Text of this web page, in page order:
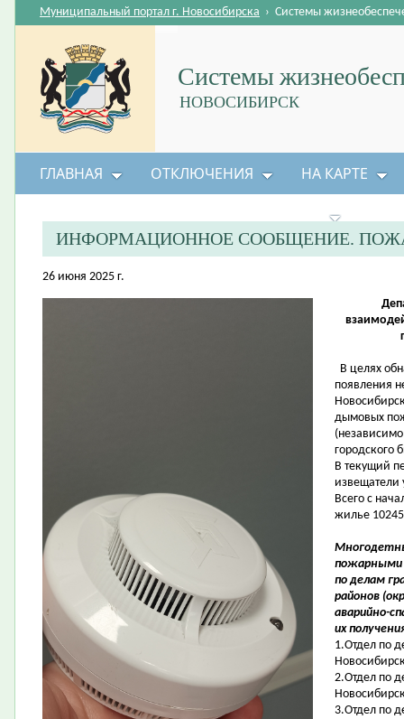
Системы
НОВОСИБИРСК
Муниципальный портал г. Новосибирска › Системы
ГЛАВНАЯ ОТКЛЮЧЕНИЯ НА КАРТЕ
ИНФОРМАЦИОННОЕ СООБЩЕНИЕ.
26 июня 2025 г.
В целях
появления
дымовых
городского
В текущий
извещатели
Всего с
жилье
пожарными
по делам
районов
аварийно-
их
1.Отдел по
2.Отдел по
3.Отдел по